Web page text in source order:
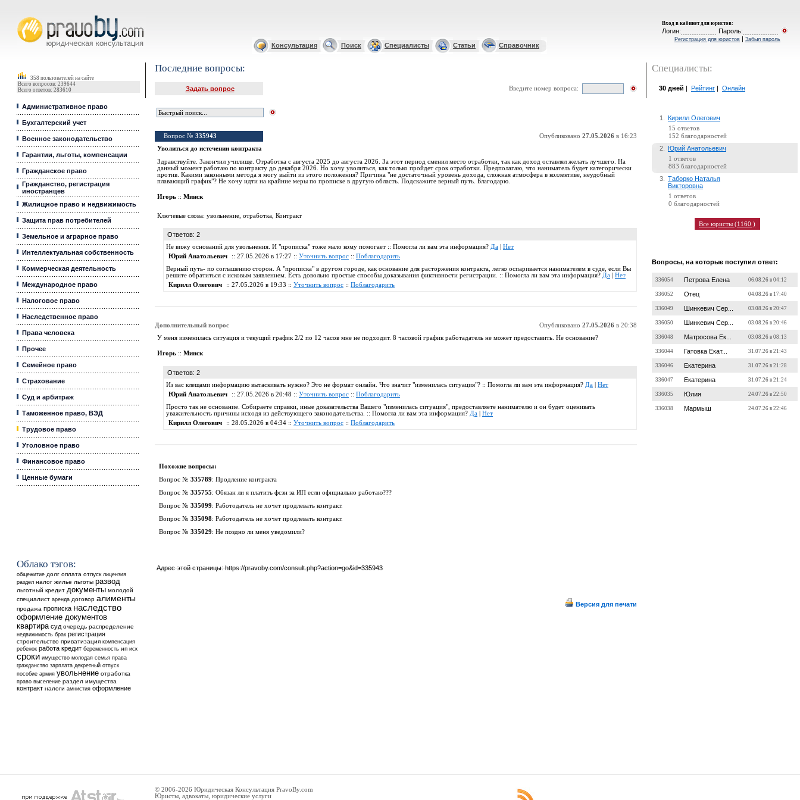
Вход в кабинет для юристов:
Логин: Пароль:
Регистрация для юристов | Забыл пароль
Консультация Поиск Специалисты Статьи Справочник
358 пользователей на сайте
Всего вопросов: 239644
Всего ответов: 283610
Административное право
Бухгалтерский учет
Военное законодательство
Гарантии, льготы, компенсации
Гражданское право
Гражданство, регистрация
иностранцев
Жилищное право и недвижимость
Защита прав потребителей
Земельное и аграрное право
Интеллектуальная собственность
Коммерческая деятельность
Международное право
Налоговое право
Наследственное право
Права человека
Прочее
Семейное право
Страхование
Суд и арбитраж
Таможенное право, ВЭД
Трудовое право
Уголовное право
Финансовое право
Ценные бумаги
Облако тэгов:
общежитие долг оплата отпуск лицензия
раздел налог жилье льготы развод
льготный кредит документы молодой
специалист аренда договор алименты
продажа прописка наследство
оформление документов
квартира суд очередь распределение
недвижимость брак регистрация
строительство приватизация компенсация
ребенок работа кредит беременность ип иск
сроки имущество молодая семья права
гражданство зарплата декретный отпуск
пособие армия увольнение отработка
право выселение раздел имущества
контракт налоги амнистия оформление
Последние вопросы:
Задать вопрос Введите номер вопроса:
Вопрос № 335943 Опубликовано 27.05.2026 в 16:23
Уволиться до истечении контракта
Здравствуйте. Закончил училище. Отработка с августа 2025 до августа 2026. За этот период сменил место отработки, так как доход оставлял желать лучшего. На
данный момент работаю по контракту до декабря 2026. Но хочу уволиться, как только пройдет срок отработки. Предполагаю, что наниматель будет категорически
против. Какими законными метода я могу выйти из этого положения? Причина "не достаточный уровень дохода, сложная атмосфера в коллективе, неудобный
плавающий график"? Не хочу идти на крайние меры по прописке в другую область. Подскажите верный путь. Благодарю.
Игорь :: Минск
Ключевые слова: увольнение отработка Контракт
Ответов: 2
Не вижу оснований для увольнения. И "прописка" тоже мало кому помогает :: Помогла ли вам эта информация? Да
Нет
Юрий Анатольевич
:: 27.05.2026 в 17:27 :: Уточнить вопрос :: Поблагодарить
Верный путь- по соглашению сторон. А "прописка" в другом городе, как основание для расторжения контракта, легко оспаривается нанимателем в суде, если Вы
решите обратиться с исковым заявлением. Есть довольно простые способы доказывания фиктивности регистрации. :: Помогла ли вам эта информация? Да
Нет
Кирилл Олегович
:: 27.05.2026 в 19:33 :: Уточнить вопрос :: Поблагодарить
Дополнительный вопрос Опубликовано 27.05.2026 в 20:38
У меня изменилась ситуация и текущий график 2/2 по 12 часов мне не подходит. 8 часовой график работадатель не может предоставить. Не основание?
Игорь :: Минск
Ответов: 2
Из вас клещами информацию вытаскивать нужно? Это не формат онлайн. Что значит "изменилась ситуация"? :: Помогла ли вам эта информация? Да
Нет
Юрий Анатольевич
:: 27.05.2026 в 20:48 :: Уточнить вопрос :: Поблагодарить
Просто так не основание. Собираете справки, иные доказательства Вашего "изменилась ситуация", предоставляете нанимателю и он будет оценивать
уважительность причины исходя из действующего законодательства. :: Помогла ли вам эта информация? Да
Нет
Кирилл Олегович
:: 28.05.2026 в 04:34 :: Уточнить вопрос :: Поблагодарить
Похожие вопросы:
Вопрос № 335789: Продление контракта
Вопрос № 335755: Обязан ли я платить фсзн за ИП если официально работаю???
Вопрос № 335099: Работодатель не хочет продлевать контракт.
Вопрос № 335098: Работодатель не хочет продлевать контракт.
Вопрос № 335029: Не поздно ли меня уведомили?
Адрес этой страницы: https://pravoby.com/consult.php?action=go&id=335943
Версия для печати
Специалисты:
30 дней Рейтинг Онлайн
1. Кирилл Олегович
15 ответов
152 благодарностей
2. Юрий Анатольевич
1 ответов
883 благодарностей
3.
Таборко Наталья
Викторовна
1 ответов
0 благодарностей
Все юристы (1160 )
Вопросы, на которые поступил ответ:
336054 Петрова Елена 06.08.26 в 04:12
336052 Отец 04.08.26 в 17:40
336049 Шинкевич Сер... 03.08.26 в 20:47
336050 Шинкевич Сер... 03.08.26 в 20:46
336048 Матросова Ек... 03.08.26 в 08:13
336044 Гатовка Екат... 31.07.26 в 21:43
336046 Екатерина 31.07.26 в 21:28
336047 Екатерина 31.07.26 в 21:24
336035 Юлия 24.07.26 в 22:50
336038 Мармыш 24.07.26 в 22:46
© 2006-2026 Юридическая Консультация PravoBy.com
Юристы, адвокаты, юридические услуги